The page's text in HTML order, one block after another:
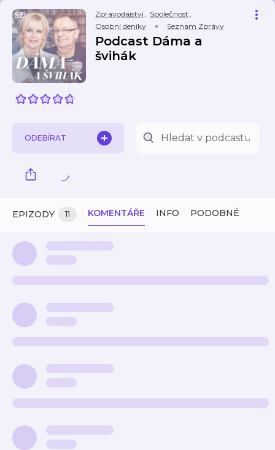
Zpravodajství, Společnost ,
Osobní deníky
Seznam Zprávy
Podcast Dáma a
švihák
ODEBÍRAT
EPIZODY 11 KOMENTÁŘE INFO PODOBNÉ